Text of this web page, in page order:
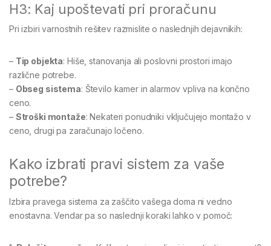
H3: Kaj upoštevati pri proračunu
Pri izbiri varnostnih rešitev razmislite o naslednjih dejavnikih:
– Tip objekta: Hiše, stanovanja ali poslovni prostori imajo
različne potrebe.
– Obseg sistema: Število kamer in alarmov vpliva na končno
ceno.
– Stroški montaže: Nekateri ponudniki vključujejo montažo v
ceno, drugi pa zaračunajo ločeno.
Kako izbrati pravi sistem za vaše
potrebe?
Izbira pravega sistema za zaščito vašega doma ni vedno
enostavna. Vendar pa so naslednji koraki lahko v pomoč: